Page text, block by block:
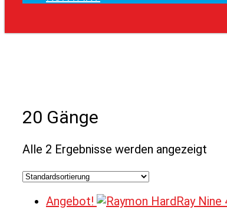
20 Gänge
Alle 2 Ergebnisse werden angezeigt
Angebot!